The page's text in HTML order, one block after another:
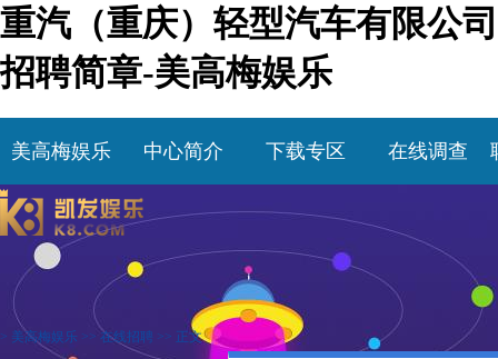
重汽（重庆）轻型汽车有限公司
招聘简章-美高梅娱乐
美高梅娱乐 中心简介 下载专区 在线调查
> 美高梅娱乐 >> 在线招聘 >> 正文